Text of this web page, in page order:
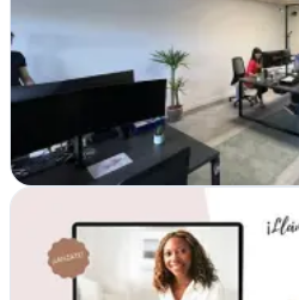
Bilbao, Vizcaya
Seotek impulsa marcas en Bilbao
Ver ficha completa
Bost Marketing
Bilbao, Vizcaya